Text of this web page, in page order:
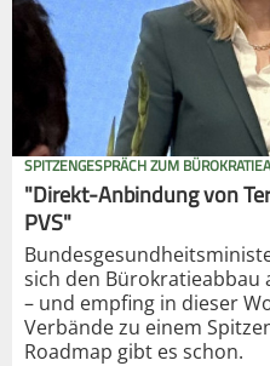
SPITZENGESPRÄCH ZUM
"Direkt-Anbindung von
PVS"
sich den Bürokratieabbau
– und empfing in dieser
Verbände zu einem
Roadmap gibt es schon.